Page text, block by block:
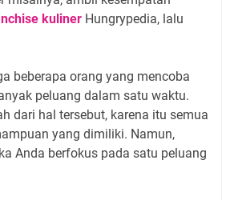
kuliner Hungrypedia, lalu
beberapa orang yang mencoba
peluang dalam satu waktu.
dari hal tersebut, karena itu semua
yang dimiliki. Namun,
Anda berfokus pada satu peluang